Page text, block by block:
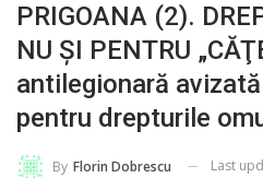
PRIGOANA (2).
NU ŞI PENTRU
antilegionară
pentru drepturile
By Florin Dobrescu Last